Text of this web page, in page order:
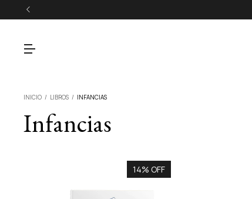
INICIO / LIBROS / INFANCIAS
Infancias
14% OFF